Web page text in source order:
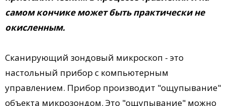
самом кончике может быть практически не
окисленным.
Сканирующий зондовый микроскоп - это
настольный прибор с компьютерным
управлением. Прибор производит "ощупывание"
объекта микрозондом. Это "ощупывание" можно